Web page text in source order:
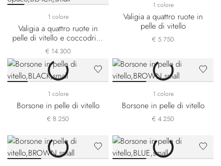
1 colore
Valigia a quattro ruote in
pelle di vitello e coccodrillo
opaco
€ 14.300
1 colore
Valigia a quattro ruote in
pelle di vitello
€ 5.750
1 colore
Borsone in pelle di vitello
€ 8.250
1 colore
Borsone in pelle di vitello
€ 4.250